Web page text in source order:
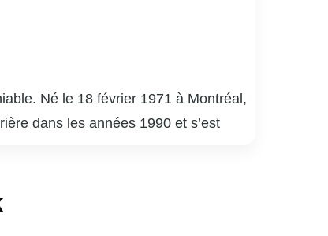
Né le 18 février 1971 à Montréal,
dans les années 1990 et s’est
En plus de ses performances à